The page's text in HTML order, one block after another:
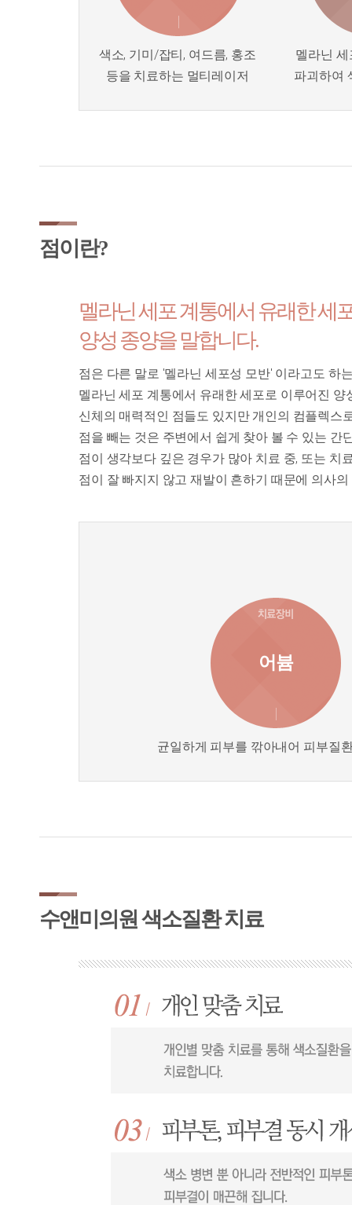
색소, 기미/잡티, 여드름, 홍조
등을 치료하는 멀티레이저
멜라닌
파괴하여
점이란?
멜라닌 세포 계통에서 유래한 세
양성 종양을 말합니다.
점은 다른 말로 '멜라닌 세포성 모반' 이라고도 하
멜라닌 세포 계통에서 유래한 세포로 이루어진 양
신체의 매력적인 점들도 있지만 개인의 컴플렉스
점을 빼는 것은 주변에서 쉽게 찾아 볼 수 있는 간
점이 생각보다 깊은 경우가 많아 치료 중, 또는 치
점이 잘 빠지지 않고 재발이 흔하기 때문에 의사
어븀
균일하게 피부를 깎아내어 피부질
수앤미의원 색소질환 치료